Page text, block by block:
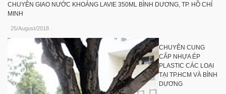
CHUYÊN GIAO NƯỚC KHOÁNG LAVIE 350ML BÌNH DƯƠNG, TP. HỒ CHÍ
MINH
25/August/2018
CHUYÊN CUNG
CẤP NHỰA ÉP
PLASTIC CÁC LOẠI
TẠI TP.HCM VÀ BÌNH
DƯƠNG